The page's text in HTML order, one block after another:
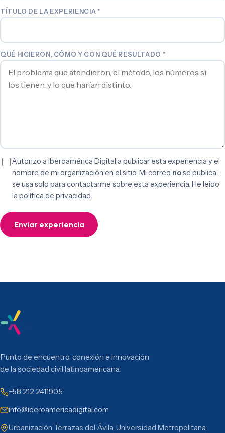
TÍTULO DE LA EXPERIENCIA *
QUÉ HICIERON, CÓMO Y CON QUÉ RESULTADO *
Autorizo a Iberoamérica Digital a publicar esta experiencia y el
nombre de mi organización en el sitio. Mi correo nose publica:
se usa solo para contactarme sobre esta experiencia. He leído
la política de privacidad.
Enviar experiencia
Punto de encuentro, conexión e innovación
de la sociedad civil latinoamericana.
+58 212 2411905
info@iberoamericadigital.com
Urbanización Terrazas del Ávila, Universidad Metropolitana,